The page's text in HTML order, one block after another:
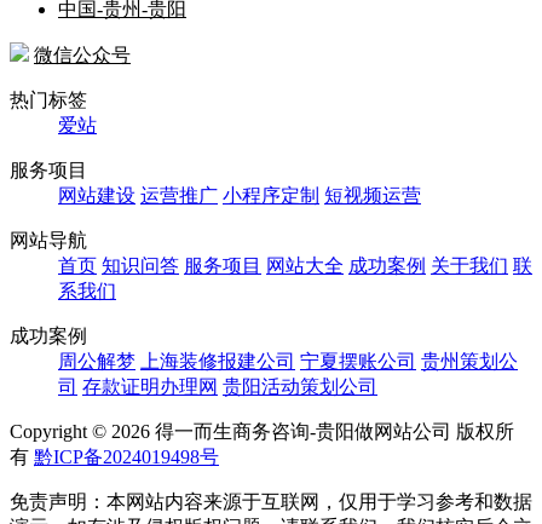
中国-贵州-贵阳
微信公众号
热门标签
爱站
服务项目
网站建设 运营推广 小程序定制 短视频运营
网站导航
首页 知识问答 服务项目 网站大全 成功案例 关于我们 联
系我们
成功案例
周公解梦
上海装修报建公司 宁夏摆账公司 贵州策划公
司 存款证明办理网 贵阳活动策划公司
Copyright © 2026 得一而生商务咨询-贵阳做网站公司 版权所
有 黔ICP备2024019498号
免责声明：本网站内容来源于互联网，仅用于学习参考和数据